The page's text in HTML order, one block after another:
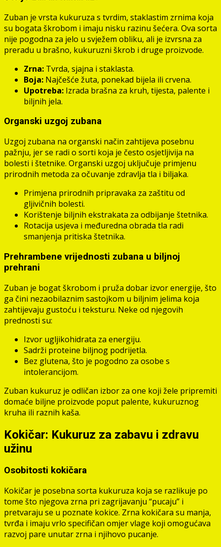
Zuban je vrsta kukuruza s tvrdim, staklastim zrnima koja
su bogata škrobom i imaju nisku razinu šećera. Ova sorta
nije pogodna za jelo u svježem obliku, ali je izvrsna za
preradu u brašno, kukuruzni škrob i druge proizvode.
Zrna: Tvrda, sjajna i staklasta.
Boja: Najčešće žuta, ponekad bijela ili crvena.
Upotreba: Izrada brašna za kruh, tijesta, palente i
biljnih jela.
Organski uzgoj zubana
Uzgoj zubana na organski način zahtijeva posebnu
pažnju, jer se radi o sorti koja je često osjetljivija na
bolesti i štetnike. Organski uzgoj uključuje primjenu
prirodnih metoda za očuvanje zdravlja tla i biljaka.
Primjena prirodnih pripravaka za zaštitu od
gljivičnih bolesti.
Korištenje biljnih ekstrakata za odbijanje štetnika.
Rotacija usjeva i međuredna obrada tla radi
smanjenja pritiska štetnika.
Prehrambene vrijednosti zubana u biljnoj
prehrani
Zuban je bogat škrobom i pruža dobar izvor energije, što
ga čini nezaobilaznim sastojkom u biljnim jelima koja
zahtijevaju gustoću i teksturu. Neke od njegovih
prednosti su:
Izvor ugljikohidrata za energiju.
Sadrži proteine biljnog podrijetla.
Bez glutena, što je pogodno za osobe s
intolerancijom.
Zuban kukuruz je odličan izbor za one koji žele pripremiti
domaće biljne proizvode poput palente, kukuruznog
kruha ili raznih kaša.
Kokičar: Kukuruz za zabavu i zdravu
užinu
Osobitosti kokičara
Kokičar je posebna sorta kukuruza koja se razlikuje po
tome što njegova zrna pri zagrijavanju “pucaju” i
pretvaraju se u poznate kokice. Zrna kokičara su manja,
tvrđa i imaju vrlo specifičan omjer vlage koji omogućava
razvoj pare unutar zrna i njihovo pucanje.